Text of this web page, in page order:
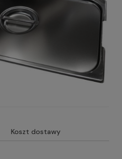
Koszt dostawy